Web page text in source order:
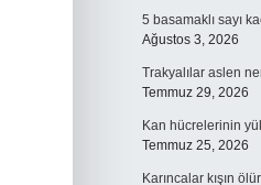
5 basamaklı sayı
Ağustos 3, 2026
Trakyalılar aslen
Temmuz 29, 2026
Kan hücrelerinin
Temmuz 25, 2026
Karıncalar kışın